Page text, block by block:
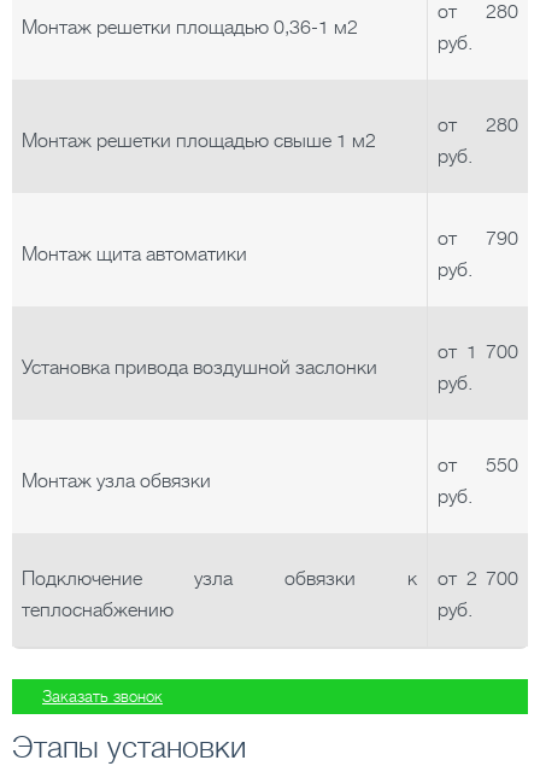
Монтаж решетки площадью 0,36-1 м2
от 280
руб.
Монтаж решетки площадью свыше 1 м2
от 280
руб.
Монтаж щита автоматики
от 790
руб.
Установка привода воздушной заслонки
от 1 700
руб.
Монтаж узла обвязки
от 550
руб.
Подключение узла обвязки к
теплоснабжению
от 2 700
руб.
Заказать звонок
Этапы установки